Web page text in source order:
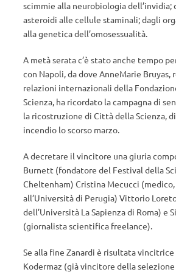
scimmie alla neurobiologia dell’invidia;
asteroidi alle cellule staminali; dagli
alla genetica dell’omosessualità.
A metà serata c’è stato anche tempo
con Napoli, da dove AnneMarie Bruyas,
relazioni internazionali della
Scienza, ha ricordato la campagna di
la ricostruzione di Città della Scienza,
incendio lo scorso marzo.
A decretare il vincitore una giuria
Burnett (fondatore del Festival della
Cheltenham) Cristina Mecucci
all’Università di Perugia) Vittorio
dell’Università La Sapienza di Roma) e
(giornalista scientifica freelance).
Se alla fine Zanardi è risultata vincitrice
Kodermaz (già vincitore della